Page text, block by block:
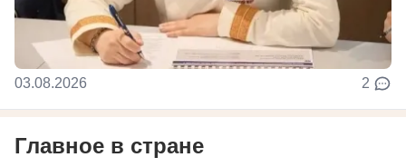
03.08.2026 2
Главное в стране